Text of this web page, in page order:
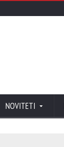
NOVITETI